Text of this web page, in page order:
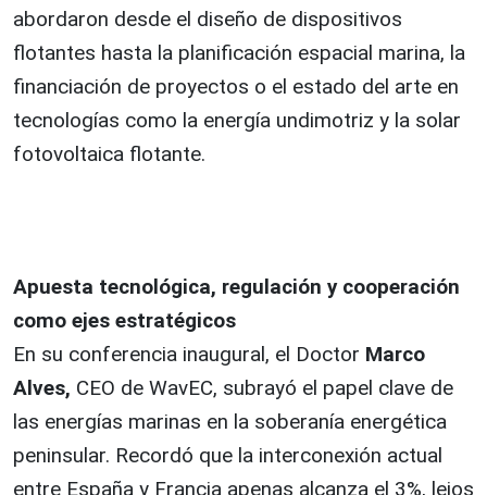
abordaron desde el diseño de dispositivos
flotantes hasta la planificación espacial marina, la
financiación de proyectos o el estado del arte en
tecnologías como la energía undimotriz y la solar
fotovoltaica flotante.
Apuesta tecnológica, regulación y cooperación
como ejes estratégicos
En su conferencia inaugural, el Doctor Marco
Alves, CEO de WavEC, subrayó el papel clave de
las energías marinas en la soberanía energética
peninsular. Recordó que la interconexión actual
entre España y Francia apenas alcanza el 3%, lejos